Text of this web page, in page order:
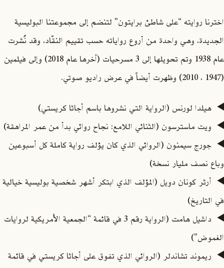
اخترنا روايته “على شاطئ برايتون” لتنضم إلى مجموعتنا البوليسية
الجديدة، وهي واحدة من أروع رواياته حسب تقييم النقّاد، وقد نُشرت
عام 1938 وتم تحويلها إلى 3 مسرحيات (آخرها عام 2018) وإلى فيلمين
(1947 ، 2010) وظهرت أيضاً في عرض راديو صوتي.
هيلدا لورنس (الرواية التي نشروها باسم أجاثا كريستي)
ويت ماسترسون (الثنائي اللامع: نجاح روائي بدأ من عمر المراهقة)
جورج سيمنون (الروائي الذي كان يؤلف رواية كاملة كل أسبوعين
وباع نصف مليار نسخة)
أرثر كونان دويل (المؤلف الذي ابتكر أشهر شخصية بوليسية خيالية
في التاريخ)
داشيل هامت (الرواية رقم 3 في قائمة “الجمعية الأمريكية لروايات
الغموض”)
ريموند تشاندلر (الروائي الذي تفوق على أجاثا كريستي في قائمة